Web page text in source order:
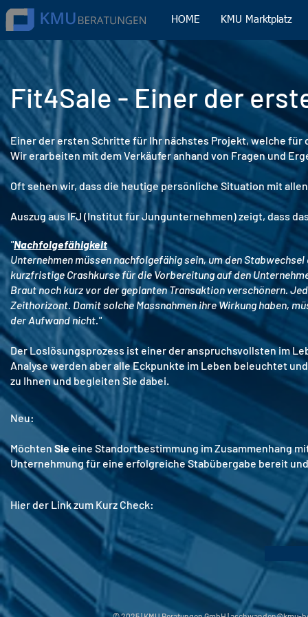
HOME KMU Marktplatz
Fit4Sale - Einer der
Einer der ersten Schritte für Ihr nächstes Projekt, welche für
Wir erarbeiten mit dem Verkäufer anhand von Fragen und
Oft sehen wir, dass die heutige persönliche Situation mit
Auszug aus IFJ (Institut für Jungunternehmen) zeigt, dass
"Nachfolgefähigkeit
Unternehmen müssen nachfolgefähig sein, um den
kurzfristige Crashkurse für die Vorbereitung auf den
Braut noch kurz vor der geplanten Transaktion verschönern.
Zeithorizont. Damit solche Massnahmen ihre Wirkung haben,
der Aufwand nicht."
Der Loslösungsprozess ist einer der anspruchsvollsten im
Analyse werden aber alle Eckpunkte im Leben beleuchtet
zu Ihnen und begleiten Sie dabei.
Neu:
Möchten Sie eine Standortbestimmung im Zusammenhang
Unternehmung für eine erfolgreiche Stabübergabe bereit
Hier der Link zum Kurz Check: